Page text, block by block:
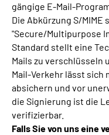
gängige E-Mail-
Die Abkürzung S/
"Secure/Multipurpose
Standard stellt eine
Mails zu verschlüsseln
Mail-Verkehr lässt
absichern und vor
die Signierung ist die
verifizierbar.
Falls Sie von uns eine